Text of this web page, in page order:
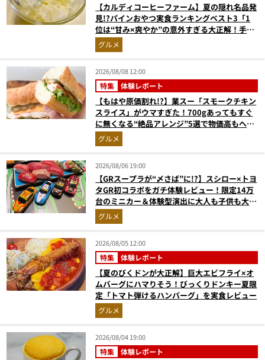
【カルディコーヒーファーム】夏の隠れ名品発
見!?パインおやつ実食ランキングベスト3「1
位は“甘み×爽やか”の意外すぎる大正解！手が
止まらない『かりんとう』」
グルメ
2026/08/08 12:00
特集 体験レポート
【もはや原価割れ!?】業スー「スモークチキン
スライス」がウマすぎた！700gあってもすぐ
に無くなる“絶品アレンジ”5選で物価高もへっ
ちゃら
グルメ
2026/08/06 19:00
【GRスープラが“〆さば”に!?】スシロー×トヨ
タGR初コラボをガチ体験レビュー！限定14万
台のミニカー＆体験型演出に大人も子供も大興
奮間違いなし
グルメ
2026/08/05 12:00
特集 体験レポート
【夏のびくドンが大正解】巨大エビフライ×オ
ムバーグにハマりそう！びっくりドンキー夏限
定「トマト弾けるハンバーグ」を実食レビュー
グルメ
2026/08/04 19:00
特集 体験レポート